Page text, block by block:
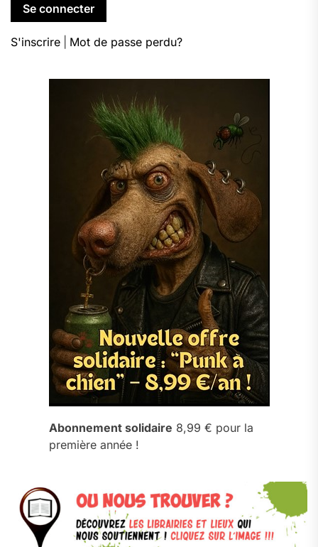
S'inscrire Mot de passe perdu?
Abonnement solidaire 8,99 € pour la
première année !